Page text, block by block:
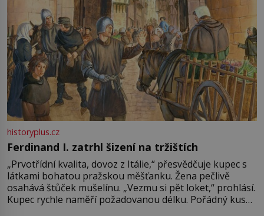
historyplus.cz
Ferdinand I. zatrhl šizení na tržištích
„Prvotřídní kvalita, dovoz z Itálie,“ přesvědčuje kupec s
látkami bohatou pražskou měšťanku. Žena pečlivě
osahává štůček mušelínu. „Vezmu si pět loket,“ prohlásí.
Kupec rychle naměří požadovanou délku. Pořádný kus